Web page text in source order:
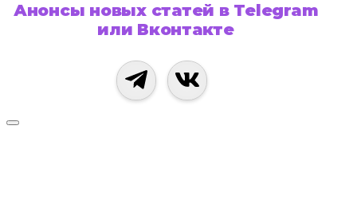
Анонсы новых статей в Telegram
или Вконтакте